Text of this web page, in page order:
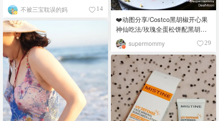
❤️动图分享/Costco黑胡椒开心果
神仙吃法/玫瑰全蛋松饼配黑胡椒
开心果碎太惊艳😍
supermommy 29
不被三宝耽误的妈 14